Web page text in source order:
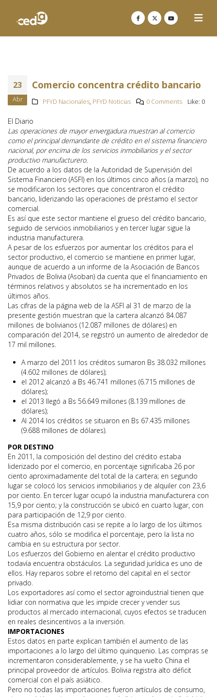
23
Abr
Comercio concentra crédito bancario
PFYD Nacionales, PFYD Noticias 0 Comments Like: 0
El Diario
Las operaciones de mayor envergadura muestran al comercio
como el principal demandante de crédito en el sistema financiero
nacional, por encima de los servicios inmobiliarios y el sector
productivo manufacturero.
De acuerdo a los datos de la Autoridad de Supervisión del
Sistema Financiero (ASFI) en los últimos cinco años (a marzo), no
se modificaron los sectores que concentraron el crédito
bancario, liderizando las operaciones de préstamo el sector
comercial.
Es así que este sector mantiene el grueso del crédito bancario,
seguido de servicios inmobiliarios y en tercer lugar sigue la
industria manufacturera.
A pesar de los esfuerzos por aumentar los créditos para el
sector productivo, el comercio se mantiene en primer lugar,
aunque de acuerdo a un informe de la Asociación de Bancos
Privados de Bolivia (Asoban) da cuenta que el financiamiento en
términos relativos y absolutos se ha incrementado en los
últimos años.
Las cifras de la página web de la ASFI al 31 de marzo de la
presente gestión muestran que la cartera alcanzó 84.087
millones de bolivianos (12.087 millones de dólares) en
comparación del 2014, se registró un aumento de alrededor de
17 mil millones.
A marzo del 2011 los créditos sumaron Bs 38.032 millones
(4.602 millones de dólares);
el 2012 alcanzó a Bs 46.741 millones (6.715 millones de
dólares);
el 2013 llegó a Bs 56.649 millones (8.139 millones de
dólares);
Al 2014 los créditos se situaron en Bs 67.435 millones
(9.688 millones de dólares).
POR DESTINO
En 2011, la composición del destino del crédito estaba
liderizado por el comercio, en porcentaje significaba 26 por
ciento aproximadamente del total de la cartera; en segundo
lugar se colocó los servicios inmobiliarios y de alquiler con 23,6
por ciento. En tercer lugar ocupó la industria manufacturera con
15,9 por ciento; y la construcción se ubicó en cuarto lugar, con
para participación de 12,9 por ciento.
Esa misma distribución casi se repite a lo largo de los últimos
cuatro años, sólo se modifica el porcentaje, pero la lista no
cambia en su estructura por sector.
Los esfuerzos del Gobierno en alentar el crédito productivo
todavía encuentra obstáculos. La seguridad jurídica es uno de
ellos. Hay reparos sobre el retorno del capital en el sector
privado.
Los exportadores así como el sector agroindustrial tienen que
lidiar con normativa que les impide crecer y vender sus
productos al mercado internacional, cuyos efectos se traducen
en reales desincentivos a la inversión.
IMPORTACIONES
Estos datos en parte explican también el aumento de las
importaciones a lo largo del último quinquenio. Las compras se
incrementaron considerablemente, y se ha vuelto China el
principal proveedor de artículos. Bolivia registra alto déficit
comercial con el país asiático.
Pero no todas las importaciones fueron artículos de consumo,